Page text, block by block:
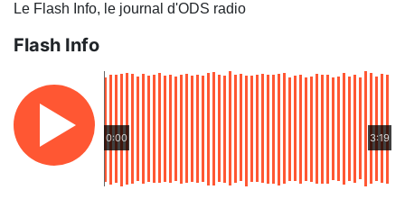
Le Flash Info, le journal d'ODS radio
Flash Info
0:00 3:19